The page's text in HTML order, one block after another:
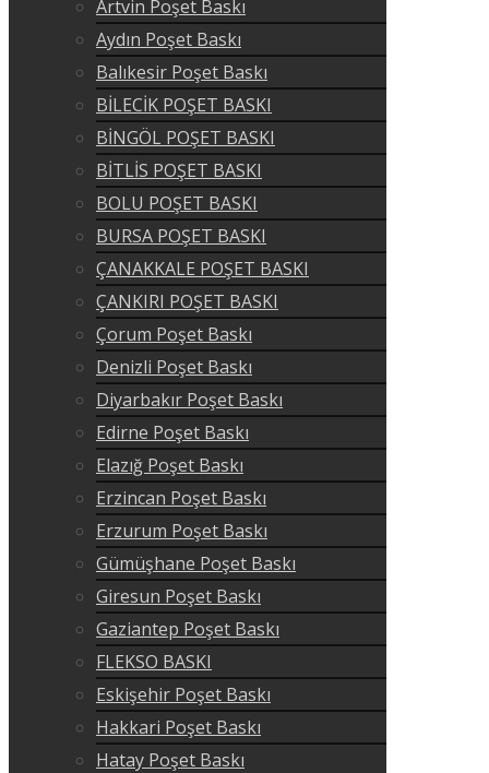
Artvin Poşet Baskı
Aydın Poşet Baskı
Balıkesir Poşet Baskı
BİLECİK POŞET BASKI
BİNGÖL POŞET BASKI
BİTLİS POŞET BASKI
BOLU POŞET BASKI
BURSA POŞET BASKI
ÇANAKKALE POŞET BASKI
ÇANKIRI POŞET BASKI
Çorum Poşet Baskı
Denizli Poşet Baskı
Diyarbakır Poşet Baskı
Edirne Poşet Baskı
Elazığ Poşet Baskı
Erzincan Poşet Baskı
Erzurum Poşet Baskı
Gümüşhane Poşet Baskı
Giresun Poşet Baskı
Gaziantep Poşet Baskı
FLEKSO BASKI
Eskişehir Poşet Baskı
Hakkari Poşet Baskı
Hatay Poşet Baskı